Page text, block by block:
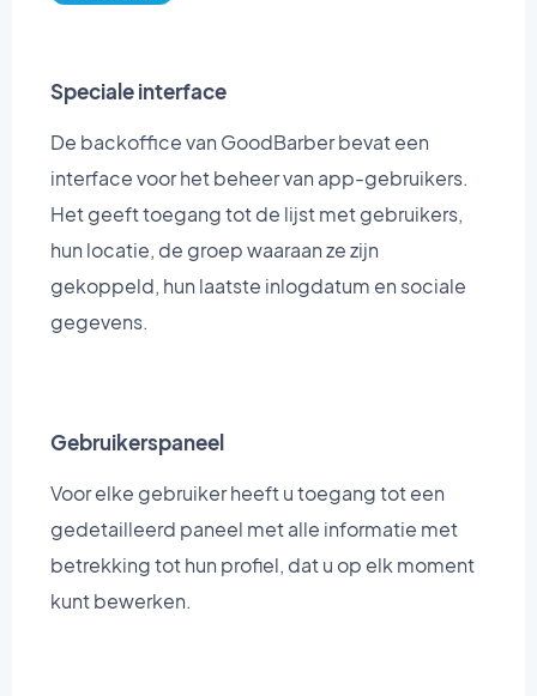
Speciale interface
De backoffice van GoodBarber bevat een
interface voor het beheer van app-gebruikers.
Het geeft toegang tot de lijst met gebruikers,
hun locatie, de groep waaraan ze zijn
gekoppeld, hun laatste inlogdatum en sociale
gegevens.
Gebruikerspaneel
Voor elke gebruiker heeft u toegang tot een
gedetailleerd paneel met alle informatie met
betrekking tot hun profiel, dat u op elk moment
kunt bewerken.